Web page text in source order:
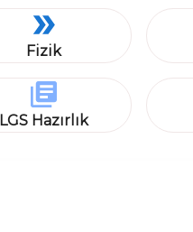
Fizik
LGS Hazırlık